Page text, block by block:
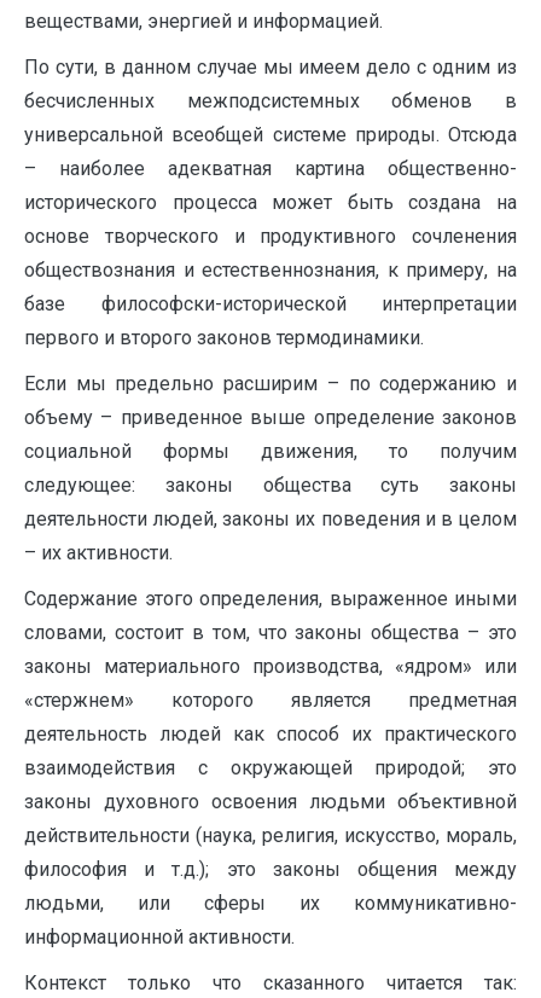
веществами, энергией и информацией.
По сути, в данном случае мы имеем дело с одним из
бесчисленных межподсистемных обменов в
универсальной всеобщей системе природы. Отсюда
– наиболее адекватная картина общественно-
исторического процесса может быть создана на
основе творческого и продуктивного сочленения
обществознания и естественнознания, к примеру, на
базе философски-исторической интерпретации
первого и второго законов термодинамики.
Если мы предельно расширим – по содержанию и
объему – приведенное выше определение законов
социальной формы движения, то получим
следующее: законы общества суть законы
деятельности людей, законы их поведения и в целом
– их активности.
Содержание этого определения, выраженное иными
словами, состоит в том, что законы общества – это
законы материального производства, «ядром» или
«стержнем» которого является предметная
деятельность людей как способ их практического
взаимодействия с окружающей природой; это
законы духовного освоения людьми объективной
действительности (наука, религия, искусство, мораль,
философия и т.д.); это законы общения между
людьми, или сферы их коммуникативно-
информационной активности.
Контекст только что сказанного читается так: